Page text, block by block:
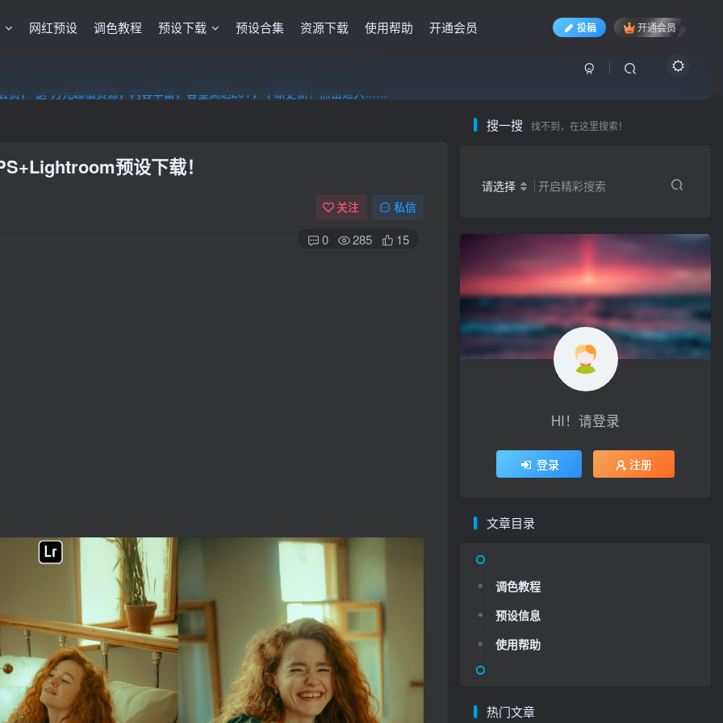
网红预设 调色教程 预设下载 预设合集 资源下载 使用帮助 开通会员 投稿 开通会员
员，”送“万元超值资源，内容丰富，容量高达20T，不断更新！点击进入……
预设下载！
关注 私信
0 285 15
搜一搜 找不到，在这里搜索！
请选择 开启精彩搜索
HI！请登录
登录 注册
文章目录
调色教程
预设信息
使用帮助
热门文章